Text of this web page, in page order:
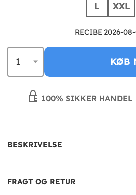
L XXL
RECIBE 2026-
KØB
100% SIKKER
BESKRIVELSE
FRAGT OG RETUR